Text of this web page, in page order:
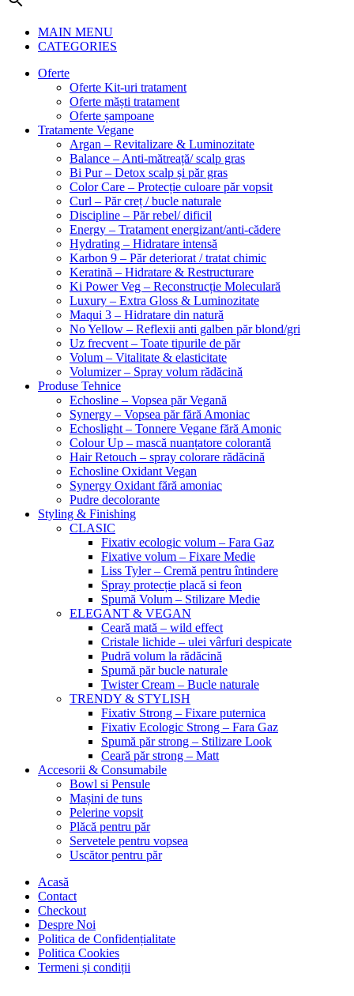
MAIN MENU
CATEGORIES
Oferte
Oferte Kit-uri tratament
Oferte măști tratament
Oferte șampoane
Tratamente Vegane
Argan – Revitalizare & Luminozitate
Balance – Anti-mătreață/ scalp gras
Bi Pur – Detox scalp și păr gras
Color Care – Protecție culoare păr vopsit
Curl – Păr creț / bucle naturale
Discipline – Păr rebel/ dificil
Energy – Tratament energizant/anti-cădere
Hydrating – Hidratare intensă
Karbon 9 – Păr deteriorat / tratat chimic
Keratină – Hidratare & Restructurare
Ki Power Veg – Reconstrucție Moleculară
Luxury – Extra Gloss & Luminozitate
Maqui 3 – Hidratare din natură
No Yellow – Reflexii anti galben păr blond/gri
Uz frecvent – Toate tipurile de păr
Volum – Vitalitate & elasticitate
Volumizer – Spray volum rădăcină
Produse Tehnice
Echosline – Vopsea păr Vegană
Synergy – Vopsea păr fără Amoniac
Echoslight – Tonnere Vegane fără Amonic
Colour Up – mască nuanțatore colorantă
Hair Retouch – spray colorare rădăcină
Echosline Oxidant Vegan
Synergy Oxidant fără amoniac
Pudre decolorante
Styling & Finishing
CLASIC
Fixativ ecologic volum – Fara Gaz
Fixative volum – Fixare Medie
Liss Tyler – Cremă pentru întindere
Spray protecție placă si feon
Spumă Volum – Stilizare Medie
ELEGANT & VEGAN
Ceară mată – wild effect
Cristale lichide – ulei vârfuri despicate
Pudră volum la rădăcină
Spumă păr bucle naturale
Twister Cream – Bucle naturale
TRENDY & STYLISH
Fixativ Strong – Fixare puternica
Fixativ Ecologic Strong – Fara Gaz
Spumă păr strong – Stilizare Look
Ceară păr strong – Matt
Accesorii & Consumabile
Bowl si Pensule
Mașini de tuns
Pelerine vopsit
Plăcă pentru păr
Servetele pentru vopsea
Uscător pentru păr
Acasă
Contact
Checkout
Despre Noi
Politica de Confidențialitate
Politica Cookies
Termeni și condiții